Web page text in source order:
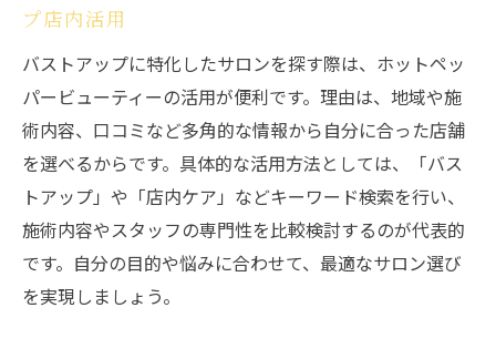
プ店内活用
バストアップに特化したサロンを探す際は、ホットペッ
パービューティーの活用が便利です。理由は、地域や施
術内容、口コミなど多角的な情報から自分に合った店舗
を選べるからです。具体的な活用方法としては、「バス
トアップ」や「店内ケア」などキーワード検索を行い、
施術内容やスタッフの専門性を比較検討するのが代表的
です。自分の目的や悩みに合わせて、最適なサロン選び
を実現しましょう。